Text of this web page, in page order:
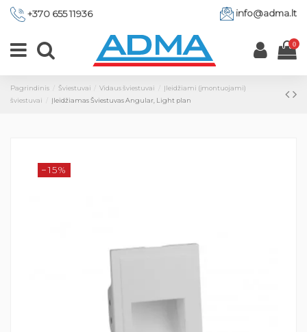
+370 655 11936 info@adma.lt
0
Pagrindinis Šviestuvai Vidaus šviestuvai
Įleidžiami (įmontuojami)
šviestuvai
Įleidžiamas Šviestuvas Angular, Light plan
−15%